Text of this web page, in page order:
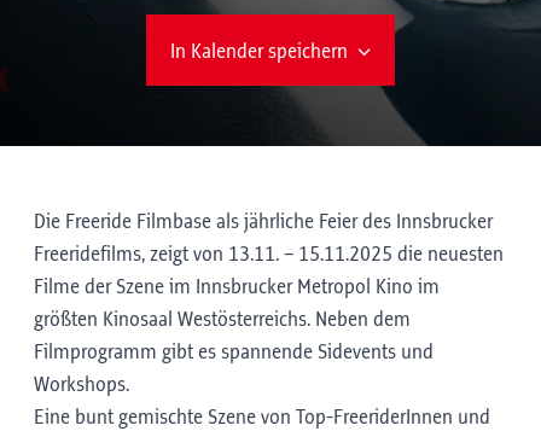
In Kalender speichern
Die Freeride Filmbase als jährliche Feier des Innsbrucker
Freeridefilms, zeigt von 13.11. – 15.11.2025 die neuesten
Filme der Szene im Innsbrucker Metropol Kino im
größten Kinosaal Westösterreichs. Neben dem
Filmprogramm gibt es spannende Sidevents und
Workshops.
Eine bunt gemischte Szene von Top-FreeriderInnen und